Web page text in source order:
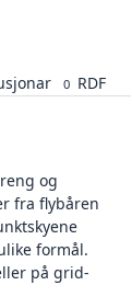
0 RDF
og
fra flybåren
formål.
på grid-